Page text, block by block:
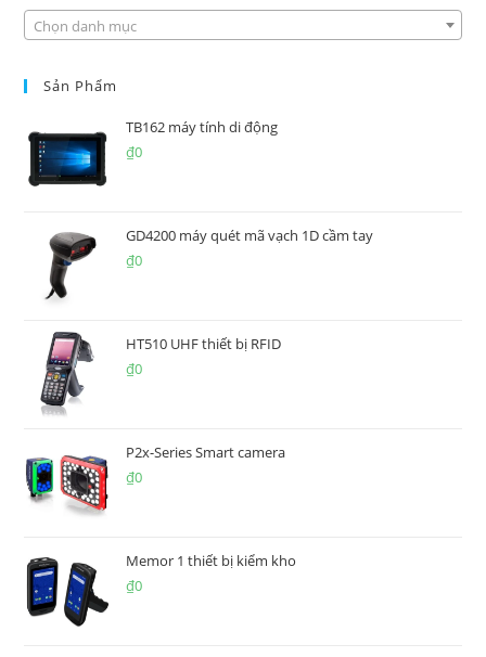
Chọn danh mục
Sản Phẩm
TB162 máy tính di động
₫0
GD4200 máy quét mã vạch 1D cầm tay
₫0
HT510 UHF thiết bị RFID
₫0
P2x-Series Smart camera
₫0
Memor 1 thiết bị kiểm kho
₫0